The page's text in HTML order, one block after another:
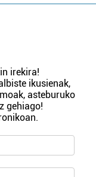
irekira!
ikusienak,
asteburuko
gehiago!